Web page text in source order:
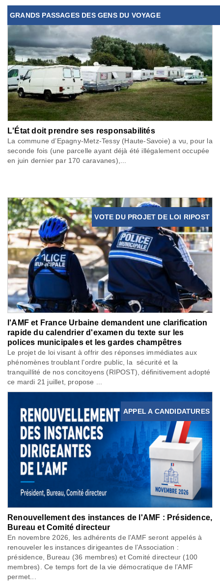
GRANDS PASSAGES DES GENS DU VOYAGE
L'État doit prendre ses responsabilités
La commune d’Epagny-Metz-Tessy (Haute-Savoie) a vu, pour la
seconde fois (une parcelle ayant déjà été illégalement occupée
en juin dernier par 170 caravanes),...
VOTE DU PROJET DE LOI RIPOST
l'AMF et France Urbaine demandent une clarification
rapide du calendrier d'examen du texte sur les
polices municipales et les gardes champêtres
Le projet de loi visant à offrir des réponses immédiates aux
phénomènes troublant l’ordre public, la sécurité et la
tranquillité de nos concitoyens (RIPOST), définitivement adopté
ce mardi 21 juillet, propose ...
APPEL A CANDIDATURES
Renouvellement des instances de l'AMF : Présidence,
Bureau et Comité directeur
En novembre 2026, les adhérents de l'AMF seront appelés à
renouveler les instances dirigeantes de l’Association :
présidence, Bureau (36 membres) et Comité directeur (100
membres). Ce temps fort de la vie démocratique de l’AMF
permet...